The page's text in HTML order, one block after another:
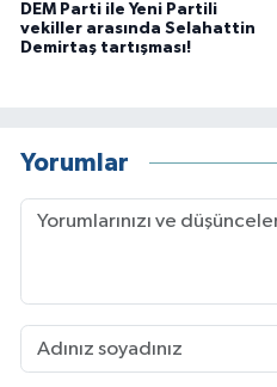
DEM Parti ile Yeni Partili
vekiller arasında Selahattin
Demirtaş tartışması!
Yorumlar